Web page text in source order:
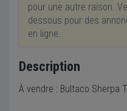
pour une autre raison.
dessous pour des
en ligne.
Description
À vendre : Bultaco Sherpa